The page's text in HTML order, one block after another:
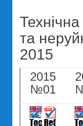
та
2015
2015
№01